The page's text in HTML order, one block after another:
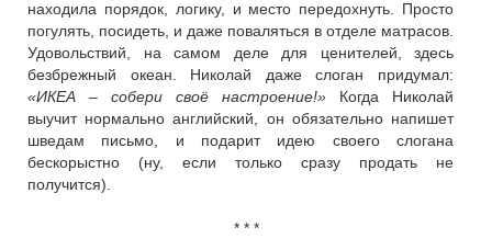
находила порядок, логику, и место передохнуть. Просто
погулять, посидеть, и даже поваляться в отделе матрасов.
Удовольствий, на самом деле для ценителей, здесь
безбрежный океан. Николай даже слоган придумал:
«ИКЕА – собери своё настроение!» Когда Николай
выучит нормально английский, он обязательно напишет
шведам письмо, и подарит идею своего слогана
бескорыстно (ну, если только сразу продать не
получится).
* * *